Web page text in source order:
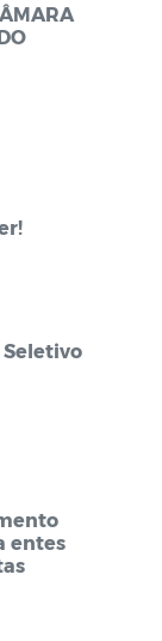
Seletivo
entes